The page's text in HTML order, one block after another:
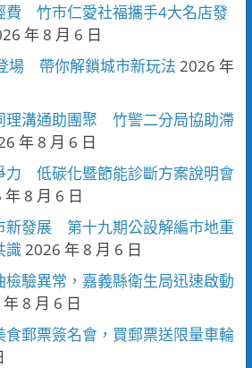
費 竹市仁愛社福攜手4大名店發
年 8 月 6 日
場 帶你解鎖城市新玩法 2026 年
理溝通助團聚 竹警二分局協助滯
年 8 月 6 日
力 低碳化暨節能診斷方案說明會
8 月 6 日
新發展 第十九期公設解編市地重
識 2026 年 8 月 6 日
驗異常，嘉義縣衛生局迅速啟動
8 月 6 日
食郵票簽名會，買郵票送限量車輪